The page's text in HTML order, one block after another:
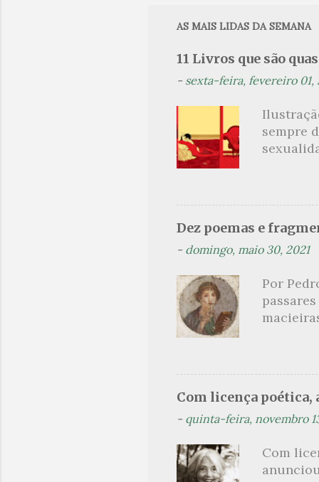
e
t
á
r
o
s
AS MAIS LIDAS DA SEMANA
11 Livros que são
- sexta-feira, fevereiro 01,
sempre
sido
se tratar
filha.
termina
Dez poemas e
- domingo, maio 30, 2021
Por
no
maçã
trazes
Com licença poética,
- quinta-feira, novembro
Com